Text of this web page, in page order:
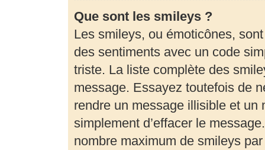
Que sont les smileys ?
Les smileys, ou émoticônes,
des sentiments avec un code
triste. La liste complète des
message. Essayez toutefois de
rendre un message illisible et un
simplement d’effacer le
nombre maximum de smileys